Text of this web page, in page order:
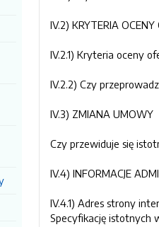
IV.2) KRYTERIA OCENY
IV.2.1) Kryteria oceny
IV.2.2) Czy
IV.3) ZMIANA UMOWY
Czy przewiduje się
IV.4) INFORMACJE
IV.4.1) Adres strony
Specyfikację istotnych